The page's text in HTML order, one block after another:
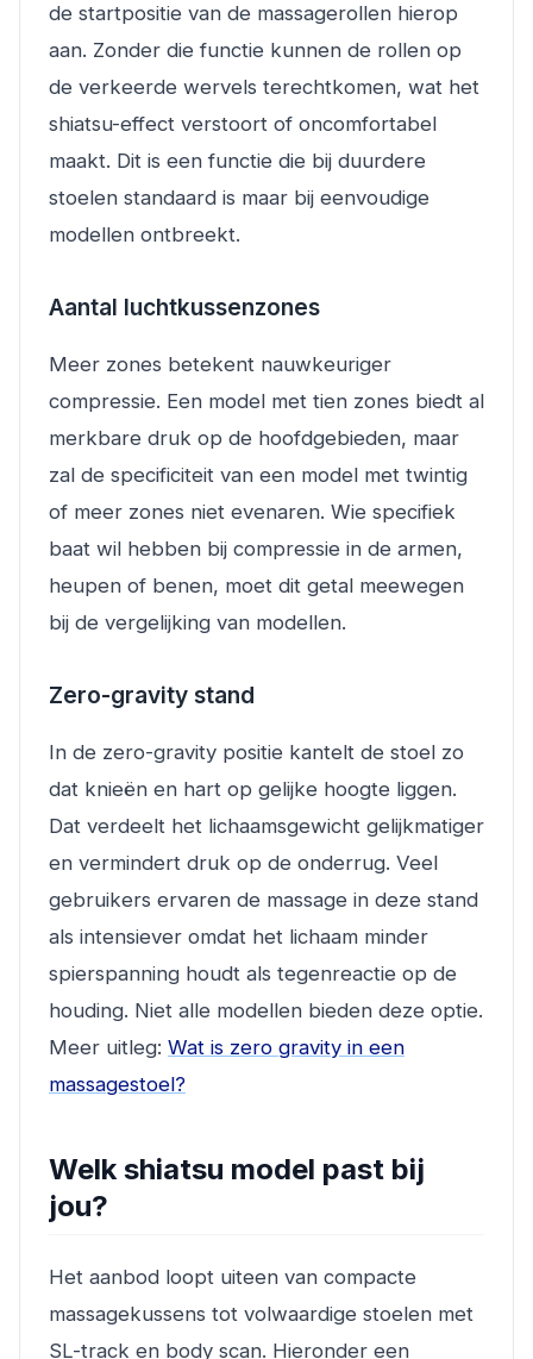
de startpositie van de massagerollen hierop
aan. Zonder die functie kunnen de rollen op
de verkeerde wervels terechtkomen, wat het
shiatsu-effect verstoort of oncomfortabel
maakt. Dit is een functie die bij duurdere
stoelen standaard is maar bij eenvoudige
modellen ontbreekt.
Aantal luchtkussenzones
Meer zones betekent nauwkeuriger
compressie. Een model met tien zones biedt al
merkbare druk op de hoofdgebieden, maar
zal de specificiteit van een model met twintig
of meer zones niet evenaren. Wie specifiek
baat wil hebben bij compressie in de armen,
heupen of benen, moet dit getal meewegen
bij de vergelijking van modellen.
Zero-gravity stand
In de zero-gravity positie kantelt de stoel zo
dat knieën en hart op gelijke hoogte liggen.
Dat verdeelt het lichaamsgewicht gelijkmatiger
en vermindert druk op de onderrug. Veel
gebruikers ervaren de massage in deze stand
als intensiever omdat het lichaam minder
spierspanning houdt als tegenreactie op de
houding. Niet alle modellen bieden deze optie.
Meer uitleg: Wat is zero gravity in een
massagestoel?
Welk shiatsu model past bij
jou?
Het aanbod loopt uiteen van compacte
massagekussens tot volwaardige stoelen met
SL-track en body scan. Hieronder een